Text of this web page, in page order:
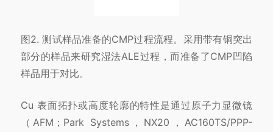
图2. 测试样品准备的CMP过程流程。采用带有铜突出
部分的样品来研究湿法ALE过程，而准备了CMP凹陷
样品用于对比。
Cu 表面拓扑或高度轮廓的特性是通过原子力显微镜
（AFM；Park Systems，NX20，AC160TS/PPP-